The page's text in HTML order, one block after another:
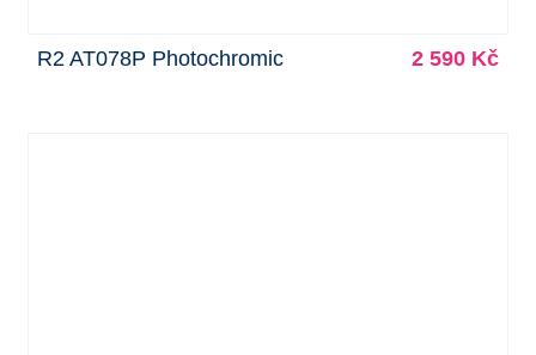
R2 AT078P Photochromic 2 590 Kč